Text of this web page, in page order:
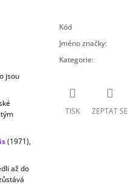
jsou
(1971),
až do
Kód
Jméno značky:
Kategorie:
TISK ZEPTAT SE